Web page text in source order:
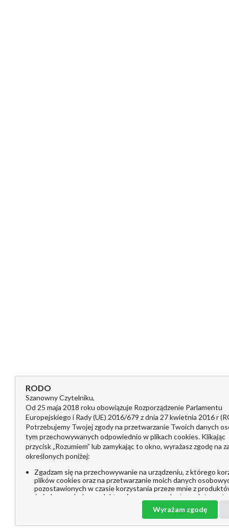
RODO
Szanowny Czytelniku,
Od 25 maja 2018 roku obowiązuje Rozporządzenie Parlamentu
Europejskiego i Rady (UE) 2016/679 z dnia 27 kwietnia 2016 r
Potrzebujemy Twojej zgody na przetwarzanie Twoich danych
tym przechowywanych odpowiednio w plikach cookies. Klikając
przycisk „Rozumiem” lub zamykając to okno, wyrażasz zgodę na
określonych poniżej:
Zgadzam się na przechowywanie na urządzeniu, z którego
plików cookies oraz na przetwarzanie moich danych
pozostawionych w czasie korzystania przeze mnie z
świadczonych drogą elektroniczną w ramach strony
funkcjonalności, w tym także informacji oraz innych
zapisywanych w plikach cookies w celach marketingowych,
profilowanie i w celach analitycznych przez Pdw Dariusz
Wyrażam zgodę